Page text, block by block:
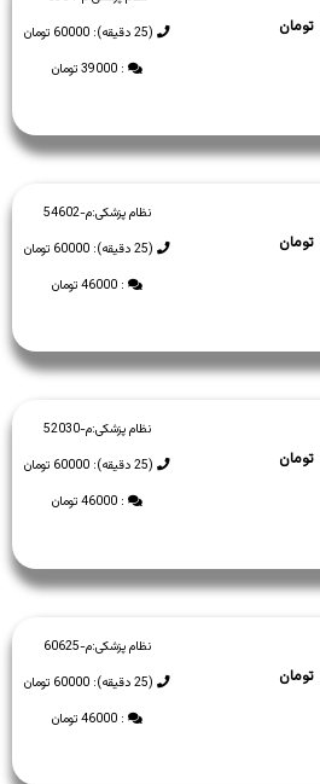
(25 دقیقه): 60000 تومان
: 39000 تومان
نظام پزشکی:م-54602
(25 دقیقه): 60000 تومان
: 46000 تومان
نظام پزشکی:م-52030
(25 دقیقه): 60000 تومان
: 46000 تومان
نظام پزشکی:م-60625
(25 دقیقه): 60000 تومان
: 46000 تومان